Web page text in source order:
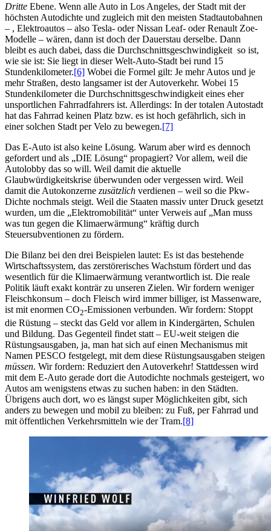
Dritte Ebene. Wenn alle Auto in Los Angeles, der Stadt mit der
höchsten Autodichte und zugleich mit den meisten Stadtautobahnen
– , Elektroautos – also Tesla- oder Nissan Leaf- oder Renault Zoe-
Modelle – wären, dann ist doch der Dauerstau derselbe. Dann
bleibt es auch dabei, dass die Durchschnittsgeschwindigkeit so ist,
wie sie ist: Sie liegt in dieser Welt-Auto-Stadt bei rund 15
Stundenkilometer.[6] Wobei die Formel gilt: Je mehr Autos und je
mehr Straßen, desto langsamer ist der Autoverkehr. Wobei 15
Stundenkilometer die Durchschnittsgeschwindigkeit eines eher
unsportlichen Fahrradfahrers ist. Allerdings: In der totalen Autostadt
hat das Fahrrad keinen Platz bzw. es ist hoch gefährlich, sich in
einer solchen Stadt per Velo zu bewegen.[7]
Das E-Auto ist also keine Lösung. Warum aber wird es dennoch
gefordert und als „DIE Lösung“ propagiert? Vor allem, weil die
Autolobby das so will. Weil damit die aktuelle
Glaubwürdigkeitskrise überwunden oder vergessen wird. Weil
damit die Autokonzerne zusätzlich verdienen – weil so die Pkw-
Dichte nochmals steigt. Weil die Staaten massiv unter Druck gesetzt
wurden, um die „Elektromobilität“ unter Verweis auf „Man muss
was tun gegen die Klimaerwärmung“ kräftig durch
Steuersubventionen zu fördern.
Die Bilanz bei den drei Beispielen lautet: Es ist das bestehende
Wirtschaftssystem, das zerstörerisches Wachstum fördert und das
wesentlich für die Klimaerwärmung verantwortlich ist. Die reale
Politik läuft exakt konträr zu unseren Zielen. Wir fordern weniger
Fleischkonsum – doch Fleisch wird immer billiger, ist Massenware,
ist mit enormen CO2-Emissionen verbunden. Wir fordern: Stoppt
die Rüstung – steckt das Geld vor allem in Kindergärten, Schulen
und Bildung. Das Gegenteil findet statt – EU-weit steigen die
Rüstungsausgaben, ja, man hat sich auf einen Mechanismus mit
Namen PESCO festgelegt, mit dem diese Rüstungsausgaben steigen
müssen. Wir fordern: Reduziert den Autoverkehr! Stattdessen wird
mit dem E-Auto gerade dort die Autodichte nochmals gesteigert, wo
Autos am wenigstens etwas zu suchen haben: in den Städten.
Übrigens auch dort, wo es längst super Möglichkeiten gibt, sich
anders zu bewegen und mobil zu bleiben: zu Fuß, per Fahrrad und
mit öffentlichen Verkehrsmitteln wie der Tram.[8]